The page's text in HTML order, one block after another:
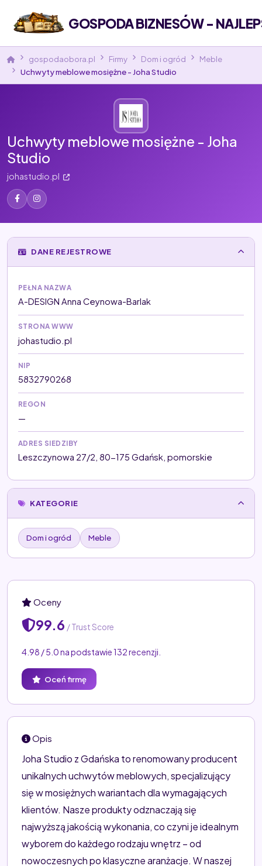
GOSPODA BIZNESÓW -
gospodaobora.pl Firmy Dom i ogród
Meble
Uchwyty meblowe mosiężne - Joha Studio
Uchwyty meblowe mosiężne - Joha
Studio
johastudio.pl
DANE REJESTROWE
PEŁNA NAZWA
A-DESIGN Anna Ceynowa-Barlak
STRONA WWW
johastudio.pl
NIP
5832790268
REGON
—
ADRES SIEDZIBY
Leszczynowa 27/2, 80-175 Gdańsk, pomorskie
KATEGORIE
Dom i ogród Meble
Oceny
99.6 / Trust Score
4.98 / 5.0 na podstawie 132 recenzji.
Oceń firmę
Opis
Joha Studio z Gdańska to renomowany producent
unikalnych uchwytów meblowych, specjalizujący
się w mosiężnych wariantach dla wymagających
klientów. Nasze produkty odznaczają się
najwyższą jakością wykonania, co czyni je idealnym
wyborem do każdego rodzaju wnętrz – od
nowoczesnych po klasyczne aranżacje. W naszej